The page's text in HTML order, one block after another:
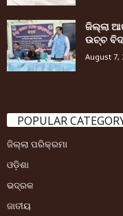
ଜିଲ୍ଲା
ଉଚ୍ଚ
August 7,
POPULAR
ଜିଲ୍ଲା ପରିକ୍ରମା
ଓଡ଼ିଶା
ଭଦ୍ରକ
ଜାତୀୟ